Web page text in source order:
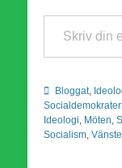
Skriv din e-post …
Kategorier
Bloggat,
Ideologi Möten
Socialism